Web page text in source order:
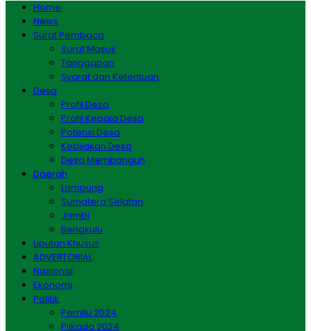
Home
News
Surat Pembaca
Surat Masuk
Tanggapan
Syarat dan Ketentuan
Desa
Profil Desa
Profil Kepala Desa
Potensi Desa
Kebijakan Desa
Desa Membangun
Daerah
Lampung
Sumatera Selatan
Jambi
Bengkulu
Liputan Khusus
ADVERTORIAL
Nasional
Ekonomi
Politik
Pemilu 2024
Pilkada 2024